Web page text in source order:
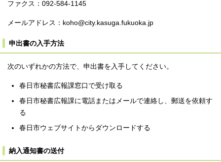
ファクス：092-584-1145
メールアドレス：koho@city.kasuga.fukuoka.jp
申出書の入手方法
次のいずれかの方法で、申出書を入手してください。
春日市秘書広報課窓口で受け取る
春日市秘書広報課に電話またはメールで連絡し、郵送を依頼す
る
春日市ウェブサイトからダウンロードする
納入通知書の送付